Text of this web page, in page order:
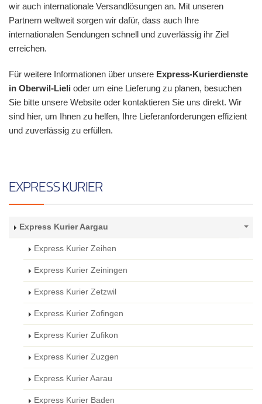
wir auch internationale Versandlösungen an. Mit unseren
Partnern weltweit sorgen wir dafür, dass auch Ihre
internationalen Sendungen schnell und zuverlässig ihr Ziel
erreichen.
Für weitere Informationen über unsere Express-Kurierdienste
in Oberwil-Lieli oder um eine Lieferung zu planen, besuchen
Sie bitte unsere Website oder kontaktieren Sie uns direkt. Wir
sind hier, um Ihnen zu helfen, Ihre Lieferanforderungen effizient
und zuverlässig zu erfüllen.
EXPRESS KURIER
Express Kurier Aargau
Express Kurier Zeihen
Express Kurier Zeiningen
Express Kurier Zetzwil
Express Kurier Zofingen
Express Kurier Zufikon
Express Kurier Zuzgen
Express Kurier Aarau
Express Kurier Baden